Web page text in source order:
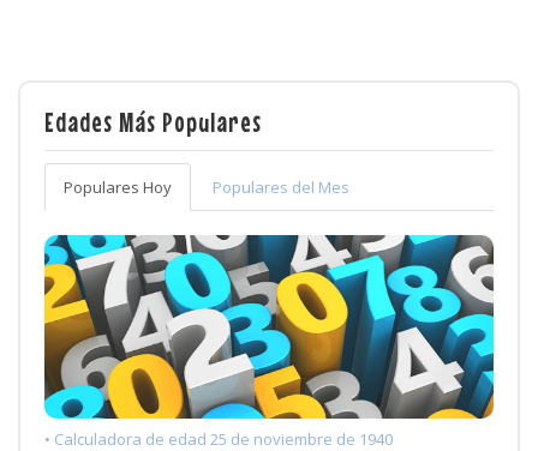
Edades Más Populares
Populares Hoy Populares del Mes
• Calculadora de edad 25 de noviembre de 1940